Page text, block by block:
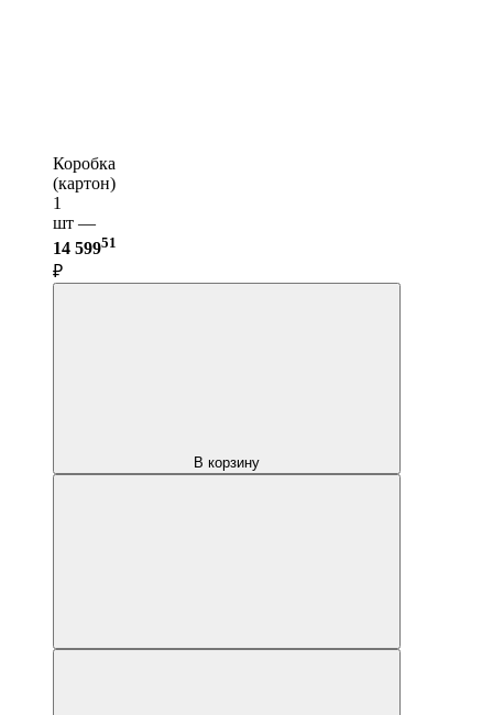
Коробка
(картон)
1
шт —
14 59951
₽
В корзину